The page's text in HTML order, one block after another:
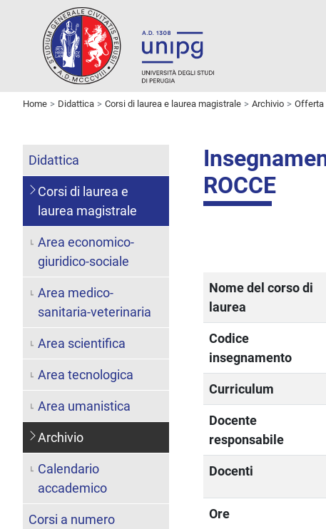
Home Didattica Corsi di laurea e laurea magistrale Archivio Offerta
ROCCE
Nome del corso di
laurea
Codice
insegnamento
Curriculum
Docente
responsabile
Docenti
Ore
Didattica
Corsi di laurea e
laurea magistrale
Area economico-
giuridico-sociale
Area medico-
sanitaria-veterinaria
Area scientifica
Area tecnologica
Area umanistica
Archivio
Calendario
accademico
Corsi a numero